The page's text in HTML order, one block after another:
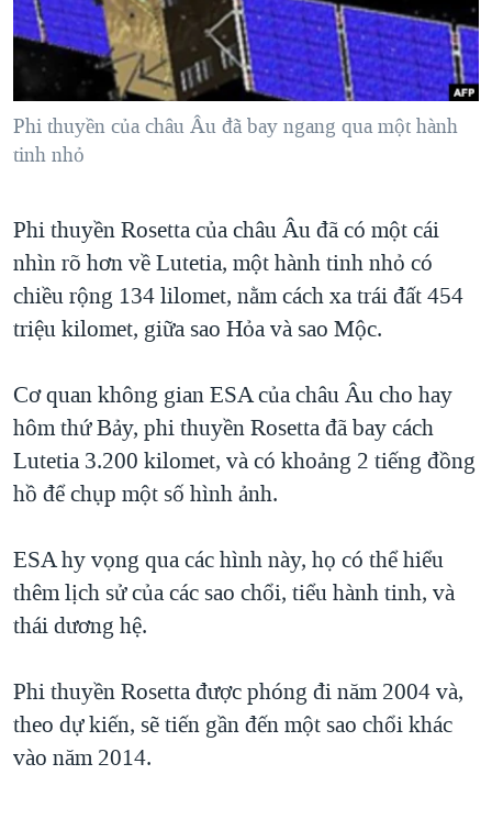
"Tìm"NGƯỜI VIỆT HẢI NGOẠI
ĐỜI SỐNG
KINH TẾ
KHOA HỌC
VĂN HOÁ
THỂ THAO
GIÁO DỤC
TẠI
HÀNH TRÌNH BẦU CỬ 2024
MỘT NĂM CHIẾN TRANH TẠI DẢI GAZA
GIẢI MÃ VÀNH ĐAI & CON ĐƯỜNG
NGÀY TỊ NẠN THẾ GIỚI
GROUND ZERO – XƯA VÀ NAY
CHI PHÍ CHIẾN TRANH AFGHANISTAN
CÁC GIÁ TRỊ CỘNG HÒA Ở VIỆT NAM
TRỊNH VĨNH BÌNH VS. CHÍNH PHỦ VIỆT NAM
NGƯ DÂN VIỆT VÀ LÀN SÓNG TRỘM HẢI SÂM
BÊN KIA QUỐC LỘ: TIẾNG VỌNG TỪ NÔNG THÔN MỸ
VIDEO
NGHE
MẠNG XÃ HỘI
Ngôn ngữ khác
Phi thuyền của châu Âu đã bay ngang qua một hành
tinh nhỏ
Phi thuyền Rosetta của châu Âu đã có một cái
nhìn rõ hơn về Lutetia, một hành tinh nhỏ có
chiều rộng 134 lilomet, nằm cách xa trái đất 454
triệu kilomet, giữa sao Hỏa và sao Mộc.
Cơ quan không gian ESA của châu Âu cho hay
hôm thứ Bảy, phi thuyền Rosetta đã bay cách
Lutetia 3.200 kilomet, và có khoảng 2 tiếng đồng
hồ để chụp một số hình ảnh.
ESA hy vọng qua các hình này, họ có thể hiểu
thêm lịch sử của các sao chổi, tiểu hành tinh, và
thái dương hệ.
Phi thuyền Rosetta được phóng đi năm 2004 và,
theo dự kiến, sẽ tiến gần đến một sao chổi khác
vào năm 2014.